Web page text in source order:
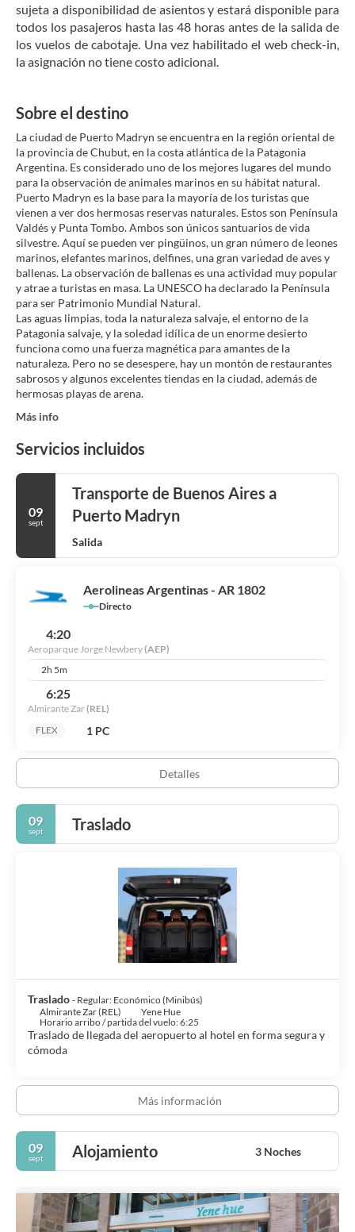
sujeta a disponibilidad de asientos y estará disponible para
todos los pasajeros hasta las 48 horas antes de la salida de
los vuelos de cabotaje. Una vez habilitado el web check-in,
la asignación no tiene costo adicional.
Sobre el destino
La ciudad de Puerto Madryn se encuentra en la región oriental de
la provincia de Chubut, en la costa atlántica de la Patagonia
Argentina. Es considerado uno de los mejores lugares del mundo
para la observación de animales marinos en su hábitat natural.
Puerto Madryn es la base para la mayoría de los turistas que
vienen a ver dos hermosas reservas naturales. Estos son Península
Valdés y Punta Tombo. Ambos son únicos santuarios de vida
silvestre. Aquí se pueden ver pingüinos, un gran número de leones
marinos, elefantes marinos, delfines, una gran variedad de aves y
ballenas. La observación de ballenas es una actividad muy popular
y atrae a turistas en masa. La UNESCO ha declarado la Península
para ser Patrimonio Mundial Natural.
Las aguas limpias, toda la naturaleza salvaje, el entorno de la
Patagonia salvaje, y la soledad idílica de un enorme desierto
funciona como una fuerza magnética para amantes de la
naturaleza. Pero no se desespere, hay un montón de restaurantes
sabrosos y algunos excelentes tiendas en la ciudad, además de
hermosas playas de arena.
Más info
Servicios incluidos
09
sept
Transporte de Buenos Aires a
Puerto Madryn
Salida
Aerolineas Argentinas - AR 1802
Directo
4:20
Aeroparque Jorge Newbery(AEP)
2h 5m
6:25
Almirante Zar(REL)
FLEX
1 PC
Detalles
09
sept Traslado
Traslado - Regular: Económico (Minibús)
Almirante Zar (REL)
Yene Hue
Horario arribo / partida del vuelo: 6:25
Traslado de llegada del aeropuerto al hotel en forma segura y
cómoda
Más información
09
sept Alojamiento 3 Noches